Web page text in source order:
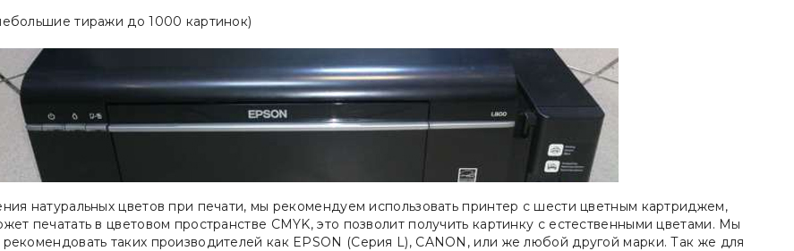
тиражи до 1000 картинок)
натуральных цветов при печати, мы рекомендуем использовать принтер с шести цветным картриджем,
печатать в цветовом пространстве CMYK, это позволит получить картинку с естественными цветами. Мы
таких производителей как EPSON (Серия L), CANON, или же любой другой марки. Так же для